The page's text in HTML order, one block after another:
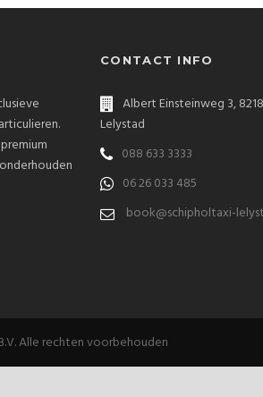
CONTACT INFO
Albert Einsteinweg 3,
Lelystad
088 633 3333
06 26 033 485
book@schipholtaxi-
Alle rechten voorbehouden